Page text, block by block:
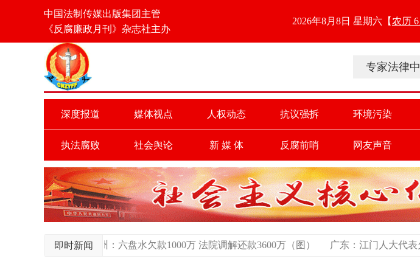
中国法制传媒出版集团主管
《反腐廉政月刊》杂志社主办
2026年8月8日 星期六 【农历 6
专家法律
深度报道 媒体视点 人权动态 抗议强拆 环境污染
执法腐败 社会舆论 新 媒 体 反腐前哨 网友声音
即时新闻
州：六盘水欠款1000万 法院调解还款3600万（图） 广东：江门人大代表欠农民35万竹款3年未